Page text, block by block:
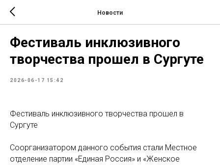
Новости
Фестиваль инклюзивного
творчества прошел в Сургуте
2026-06-17 15:42
Фестиваль инклюзивного творчества прошел в
Сургуте
Соорганизатором данного события стали Местное
отделение партии «Единая Россия» и «Женское